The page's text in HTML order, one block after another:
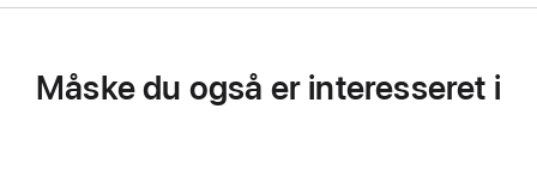
Måske du også er interesseret i